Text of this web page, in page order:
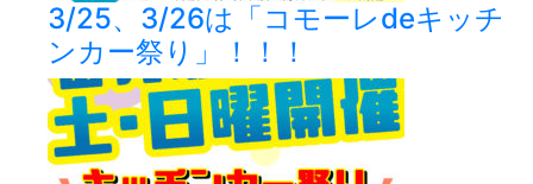
3/25、3/26は「コモーレdeキッチ
ンカー祭り」！！！